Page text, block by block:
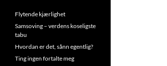
Flytende kjærlighet
Samsoving – verdens koseligste
tabu
Hvordan er det, sånn egentlig?
Ting ingen fortalte meg